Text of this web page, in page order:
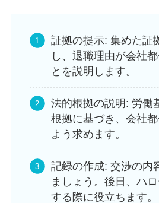
証拠の提示: 集めた証
し、退職理由が会社
とを説明します。
法的根拠の説明: 労働
根拠に基づき、会社
よう求めます。
記録の作成: 交渉の内
ましょう。後日、ハ
する際に役立ちます。